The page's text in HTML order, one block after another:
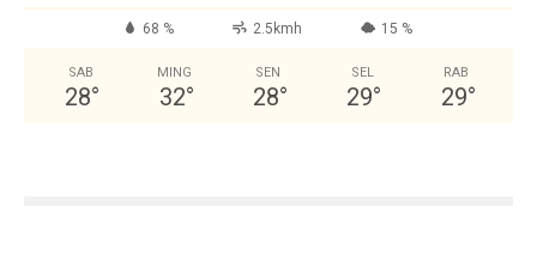
68 % 2.5kmh 15 %
SAB
28°
MING
32°
SEN
28°
SEL
29°
RAB
29°